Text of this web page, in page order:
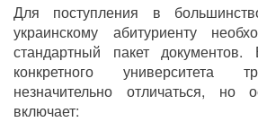
Для поступления в
украинскому абитуриенту
стандартный пакет
конкретного университета
незначительно отличаться, но
включает: